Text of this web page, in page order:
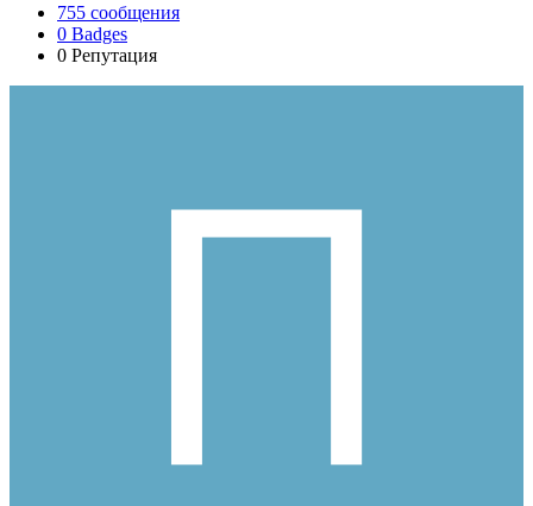
755 сообщения
0 Badges
0 Репутация